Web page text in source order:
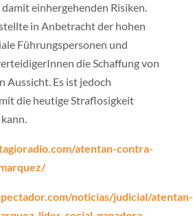
einhergehenden Risiken.
in Anbetracht der hohen
Führungspersonen und
die Schaffung von
Aussicht. Es ist jedoch
die heutige Straflosigkeit
atentan-contra-
noticias/judicial/atentan-